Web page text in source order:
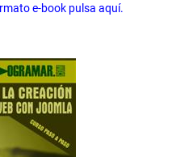
e-book pulsa aquí.